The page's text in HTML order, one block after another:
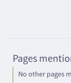
Pages
No other pages